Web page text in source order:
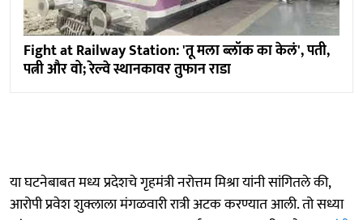
Fight at Railway Station: 'तू मला ब्लॉक का केलं', पती,
पत्नी और वो; रेल्वे स्थानकावर तुफान राडा
या घटनेबाबत मध्य प्रदेशचे गृहमंत्री नरोत्तम मिश्रा यांनी सांगितले की,
आरोपी प्रवेश शुक्लाला मंगळवारी रात्री अटक करण्यात आली. तो सध्या